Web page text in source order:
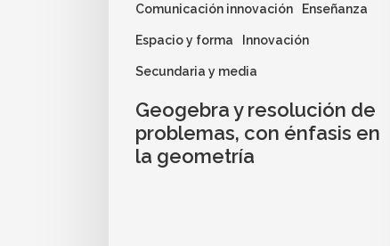
Comunicación innovación Enseñanza
Espacio y forma Innovación
Secundaria y media
Geogebra y resolución de
problemas, con énfasis en
la geometría